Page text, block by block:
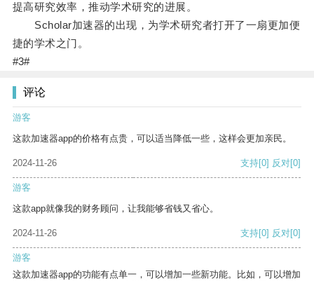
提高研究效率，推动学术研究的进展。
Scholar加速器的出现，为学术研究者打开了一扇更加便
捷的学术之门。
#3#
评论
游客
这款加速器app的价格有点贵，可以适当降低一些，这样会更加亲民。
2024-11-26 支持[0] 反对[0]
游客
这款app就像我的财务顾问，让我能够省钱又省心。
2024-11-26 支持[0] 反对[0]
游客
这款加速器app的功能有点单一，可以增加一些新功能。比如，可以增加